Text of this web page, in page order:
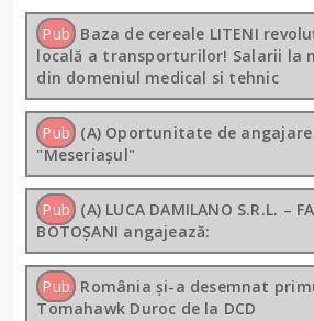
Pub Baza de cereale LITENI
locală a transporturilor! Salarii la
din domeniul medical si tehnic
Pub (A) Oportunitate de
"Meseriașul"
Pub (A) LUCA DAMILANO S.R.L. –
BOTOȘANI angajează:
Pub România și-a desemnat
Tomahawk Duroc de la DCD